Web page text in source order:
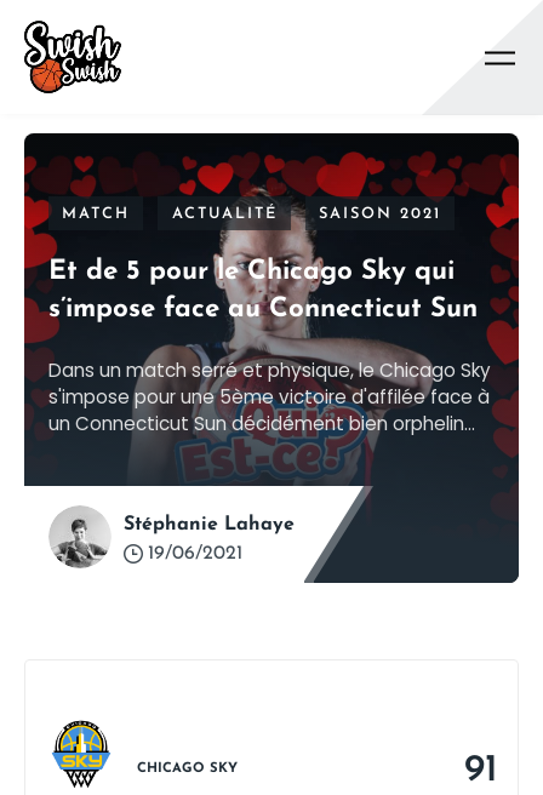
MATCH ACTUALITÉ SAISON 2021
Et de 5 pour le Chicago Sky qui
s’impose face au Connecticut Sun
Dans un match serré et physique, le Chicago Sky
s'impose pour une 5ème victoire d'affilée face à
un Connecticut Sun décidément bien orphelin...
19/06/2021
Stéphanie Lahaye
CHICAGO SKY 91